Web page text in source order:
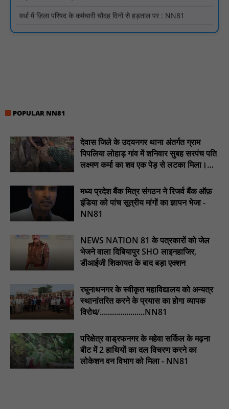
पीएचईडी विभाग मंत्री ने जहाजपुर विधानसभा क्षेत्र में विभिन्न विकास कार्यों का
जारी होने तक संघर्ष रहेगा : NN81
टिमरनी नगर व आसपास के ग्रामीण क्षेत्रों के स्कूल वाहन चालकों ने
तहसीलदार को सौंपा ज्ञापन, आज हड़ताल पर रहे सभी वाहन चालक : NN81
अभियान के बदलावों और तकनीकी प्रबंधन की दी गई विस्तृत जानकारी :
NN81
हरिनगर में सीसी इंटरलॉकिंग सड़क निर्माण कार्य का विधायक ललित यादव ने
पिड़ावा में आगामी त्योहारों को लेकर शांति समिति की बैठक आयोजित : NN81
POPULAR NN81
देवास जिले के उदयनगर थाना अंतर्गत ग्राम
पिपलिया लोहाड़ गांव में शनिवार सुबह सरपंच पति
लक्ष्मण कर्मा का शव एक पेड़ से लटका मिला।
मध्य प्रदेश बैंक मित्र संगठन ने रिजर्व बैंक ऑफ़
इंडिया को पांच सूत्रीय मांगों का ज्ञापन भेजा -
NN81
NEWS NATION 81 के पत्रकारों को जेल
भेजने वाला दिबियापुर SHO लाइनहाजिर,
डीआईजी शिकायत के बाद बड़ा एक्शन
रघुनाथनगर के स्वीकृत महाविद्यालय को अन्यत्र
स्थानांतरित करने के प्रयास का होगा व्यापक
विरोध/......................NN81
परिक्षेत्र वाड्रफनगर के महेवा सर्किल के मढ़ना
बीट में 2 हाथियों का दल विचरण करने का
लोकेशन वन विभाग को मिला - NN81